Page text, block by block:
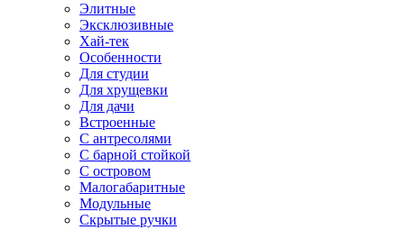
Элитные
Эксклюзивные
Хай-тек
Особенности
Для студии
Для хрущевки
Для дачи
Встроенные
С антресолями
С барной стойкой
С островом
Малогабаритные
Модульные
Скрытые ручки